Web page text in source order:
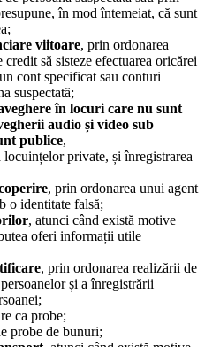
în mod întemeiat, că sunt
viitoare, prin ordonarea
credit să sisteze efectuarea oricărei
cont specificat sau conturi
suspectată;
în locuri care nu sunt
audio și video sub
publice,
locuințelor private, și înregistrarea
, prin ordonarea unui agent
o identitate falsă;
, atunci când există motive
oferi informații utile
, prin ordonarea realizării de
și a înregistrării
ca probe;
probe de bunuri;